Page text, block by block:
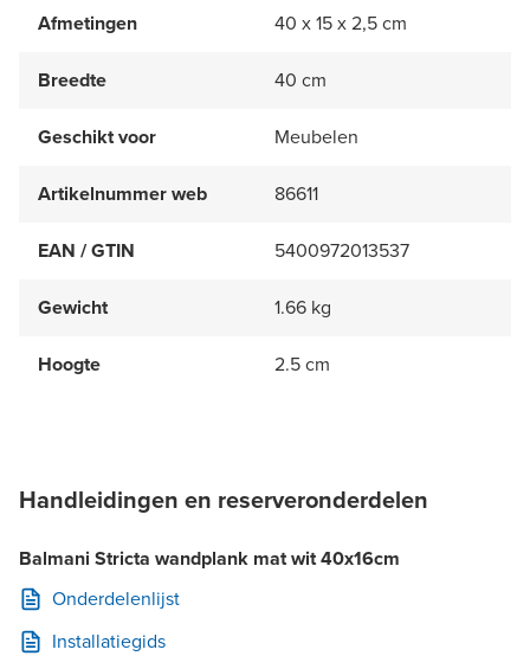
Afmetingen 40 x 15 x 2,5 cm
Breedte 40 cm
Geschikt voor Meubelen
Artikelnummer web 86611
EAN / GTIN 5400972013537
Gewicht 1.66 kg
Hoogte 2.5 cm
Handleidingen en reserveronderdelen
Balmani Stricta wandplank mat wit 40x16cm
Onderdelenlijst
Installatiegids